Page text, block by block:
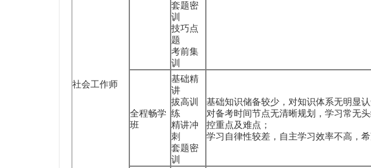
社会工作师
套题密
训
技巧点
题
考前集
训
全程畅学
班
基础精
讲
拔高训
练
精讲冲
刺
套题密
训
基础知识储备较少，对知识体系无明显认
对备考时间节点无清晰规划，学习常无头
控重点及难点；
学习自律性较差，自主学习效率不高，